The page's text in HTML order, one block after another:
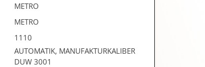
METRO
METRO
1110
AUTOMATIK, MANUFAKTURKALIBER
DUW 3001